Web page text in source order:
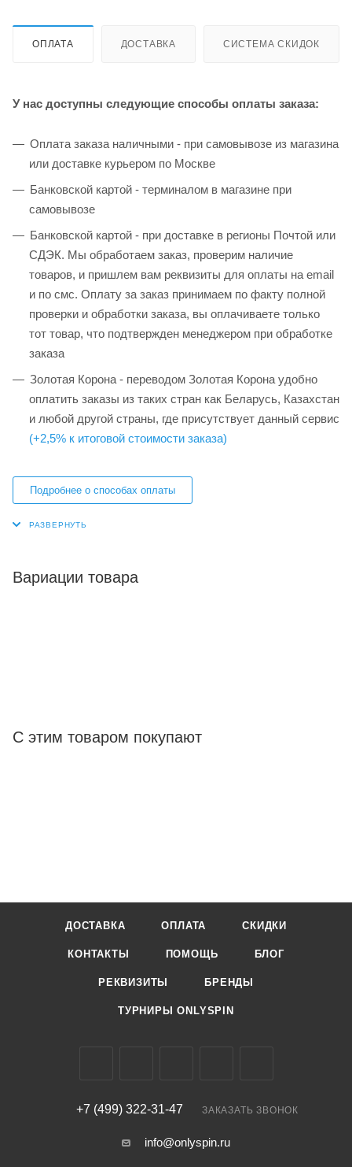
ОПЛАТА ДОСТАВКА СИСТЕМА СКИДОК
У нас доступны следующие способы оплаты заказа:
Оплата заказа наличными - при самовывозе из магазина
или доставке курьером по Москве
Банковской картой - терминалом в магазине при
самовывозе
Банковской картой - при доставке в регионы Почтой или
СДЭК. Мы обработаем заказ, проверим наличие
товаров, и пришлем вам реквизиты для оплаты на email
и по смс. Оплату за заказ принимаем по факту полной
проверки и обработки заказа, вы оплачиваете только
тот товар, что подтвержден менеджером при обработке
заказа
Золотая Корона - переводом Золотая Корона удобно
оплатить заказы из таких стран как Беларусь, Казахстан
и любой другой страны, где присутствует данный сервис
(+2,5% к итоговой стоимости заказа)
Подробнее о способах оплаты
Вариации товара
С этим товаром покупают
ДОСТАВКА ОПЛАТА СКИДКИ
КОНТАКТЫ ПОМОЩЬ БЛОГ
РЕКВИЗИТЫ БРЕНДЫ
ТУРНИРЫ ONLYSPIN
+7 (499) 322-31-47 ЗАКАЗАТЬ ЗВОНОК
info@onlyspin.ru